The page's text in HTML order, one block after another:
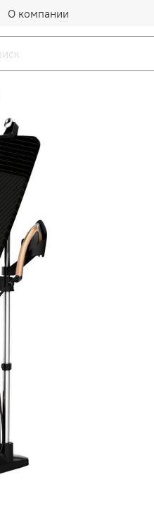
О компании